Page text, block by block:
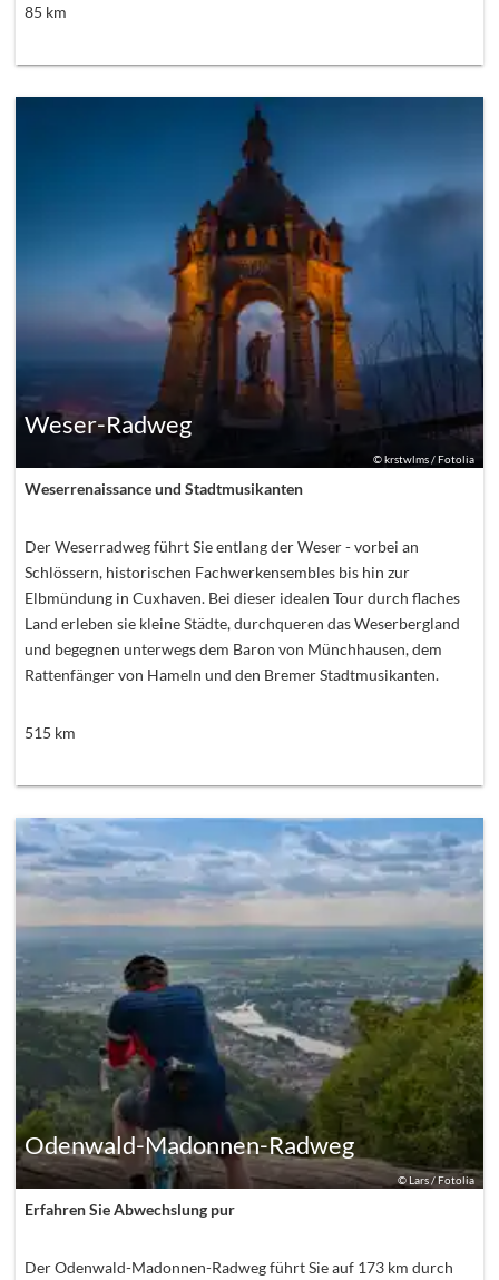
85 km
©krstwlms / Fotolia
Weser-Radweg
Weserrenaissance und Stadtmusikanten
Der Weserradweg führt Sie entlang der Weser - vorbei an
Schlössern, historischen Fachwerkensembles bis hin zur
Elbmündung in Cuxhaven. Bei dieser idealen Tour durch flaches
Land erleben sie kleine Städte, durchqueren das Weserbergland
und begegnen unterwegs dem Baron von Münchhausen, dem
Rattenfänger von Hameln und den Bremer Stadtmusikanten.
515 km
©Lars / Fotolia
Odenwald-Madonnen-Radweg
Erfahren Sie Abwechslung pur
Der Odenwald-Madonnen-Radweg führt Sie auf 173 km durch